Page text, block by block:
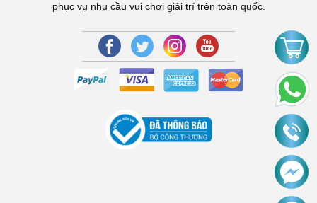
phục vụ nhu cầu vui chơi giải trí trên toàn quốc.